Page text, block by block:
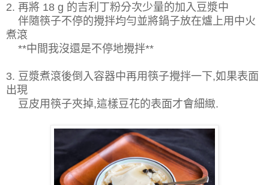
2. 再將 18 g 的吉利丁粉分次少量的加入豆漿中
伴隨筷子不停的攪拌均勻並將鍋子放在爐上用中火
煮滾
**中間我沒還是不停地攪拌**
3. 豆漿煮滾後倒入容器中再用筷子攪拌一下,如果表面
出現
豆皮用筷子夾掉,這樣豆花的表面才會細緻.